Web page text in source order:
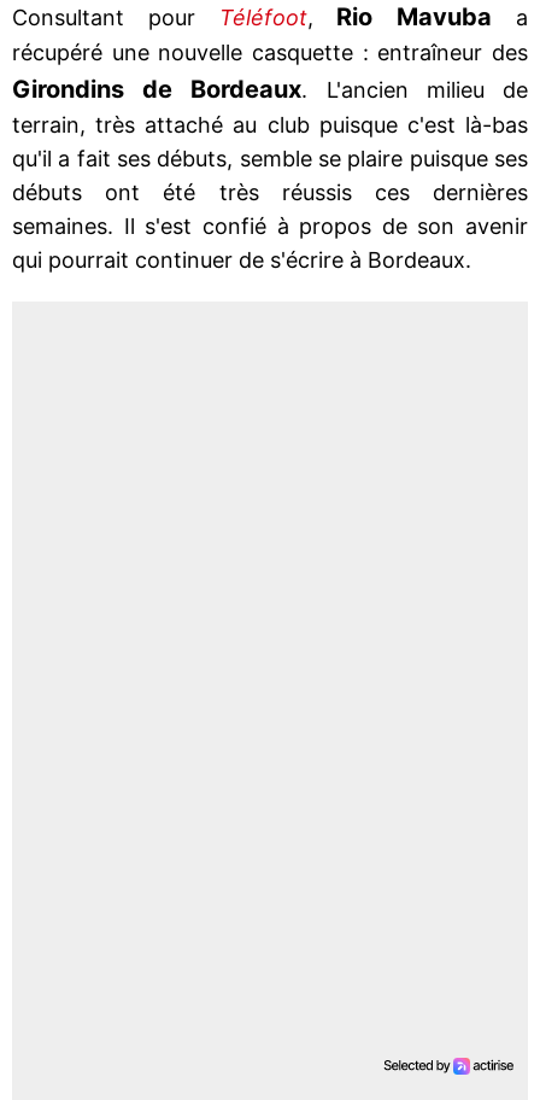
Consultant pour Téléfoot, Rio Mavuba a
récupéré une nouvelle casquette : entraîneur des
Girondins de Bordeaux. L'ancien milieu de
terrain, très attaché au club puisque c'est là-bas
qu'il a fait ses débuts, semble se plaire puisque ses
débuts ont été très réussis ces dernières
semaines. Il s'est confié à propos de son avenir
qui pourrait continuer de s'écrire à Bordeaux.